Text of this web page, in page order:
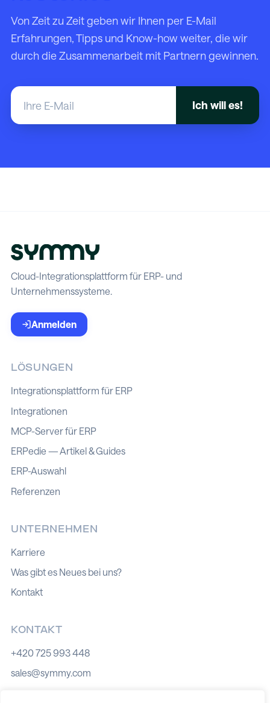
Von Zeit zu Zeit geben wir Ihnen per E-Mail
Erfahrungen, Tipps und Know-how weiter, die wir
durch die Zusammenarbeit mit Partnern gewinnen.
Cloud-Integrationsplattform für ERP- und
Unternehmenssysteme.
Anmelden
LÖSUNGEN
Integrationsplattform für ERP
Integrationen
MCP-Server für ERP
ERPedie — Artikel & Guides
ERP-Auswahl
Referenzen
UNTERNEHMEN
Karriere
Was gibt es Neues bei uns?
Kontakt
KONTAKT
+420 725 993 448
sales@symmy.com